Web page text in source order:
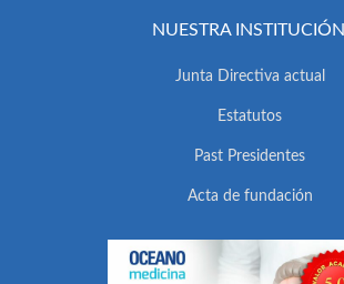
NUESTRA INSTITUCIÓN
Junta Directiva actual
Estatutos
Past Presidentes
Acta de fundación